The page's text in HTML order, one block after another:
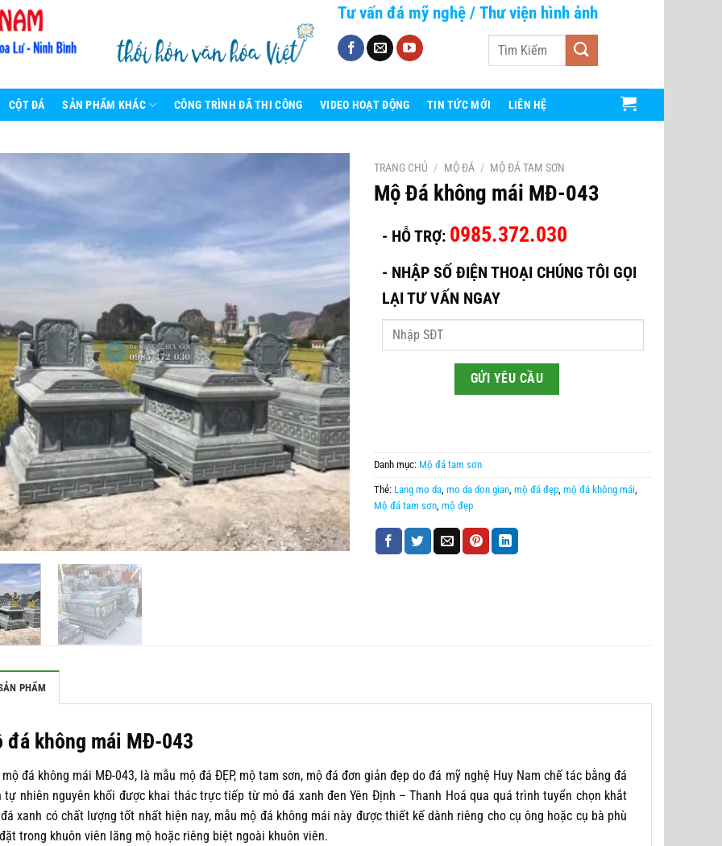
Tư vấn đá mỹ nghệ/ Thư viện hình ảnh
Tìm
CỘT ĐÁ SẢN PHẨM KHÁC CÔNG TRÌNH ĐÃ THI CÔNG VIDEO HOẠT ĐỘNG TIN TỨC MỚI LIÊN HỆ
TRANG CHỦ / MỘ ĐÁ / MỘ ĐÁ TAM SƠN
Mộ Đá không mái MĐ-043
- HỖ TRỢ: 0985.372.030
- NHẬP SỐ ĐIỆN THOẠI CHÚNG TÔI GỌI
LẠI TƯ VẤN NGAY
Danh mục: Mộ đá tam sơn
Thẻ: Lang mo da ,mo da don gian ,mộ đá đẹp ,mộ đá không mái
Mộ đá tam sơn ,mộ đẹp
PHẨM
đá không mái MĐ-043
mộ đá không mái MĐ-043, là mẫu mộ đá ĐẸP, mộ tam sơn, mộ đá đơn giản đẹp do đá mỹ nghệ Huy Nam chế tác bằng đá
tự nhiên nguyên khối được khai thác trực tiếp từ mỏ đá xanh đen Yên Định – Thanh Hoá qua quá trình tuyển chọn khắt
đá xanh có chất lượng tốt nhất hiện nay, mẫu mộ đá không mái này được thiết kế dành riêng cho cụ ông hoặc cụ bà phù
trong khuôn viên lăng mộ hoặc riêng biệt ngoài khuôn viên.